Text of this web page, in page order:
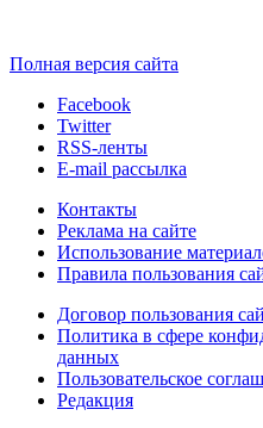
Полная версия сайта
Facebook
Twitter
RSS-ленты
E-mail рассылка
Контакты
Реклама на сайте
Использование
Правила пользования
Договор пользования
Политика в сфере
данных
Пользовательское
Редакция